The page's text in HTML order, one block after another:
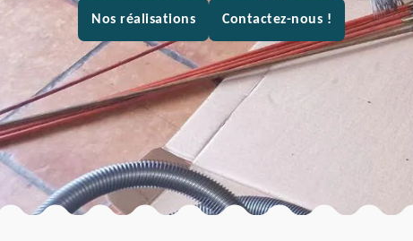
Nos réalisations Contactez-nous !